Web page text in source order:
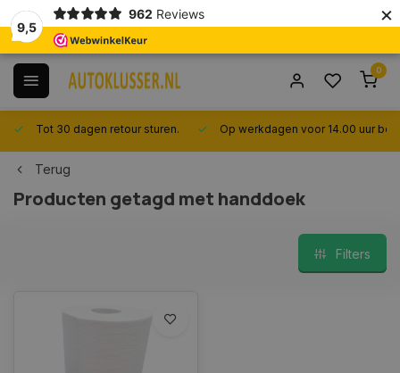
9,5
962 Reviews ×
0
Tot 30 dagen retour sturen. Op werkdagen voor 14.00 uur
Terug
Producten getagd met handdoek
Filters